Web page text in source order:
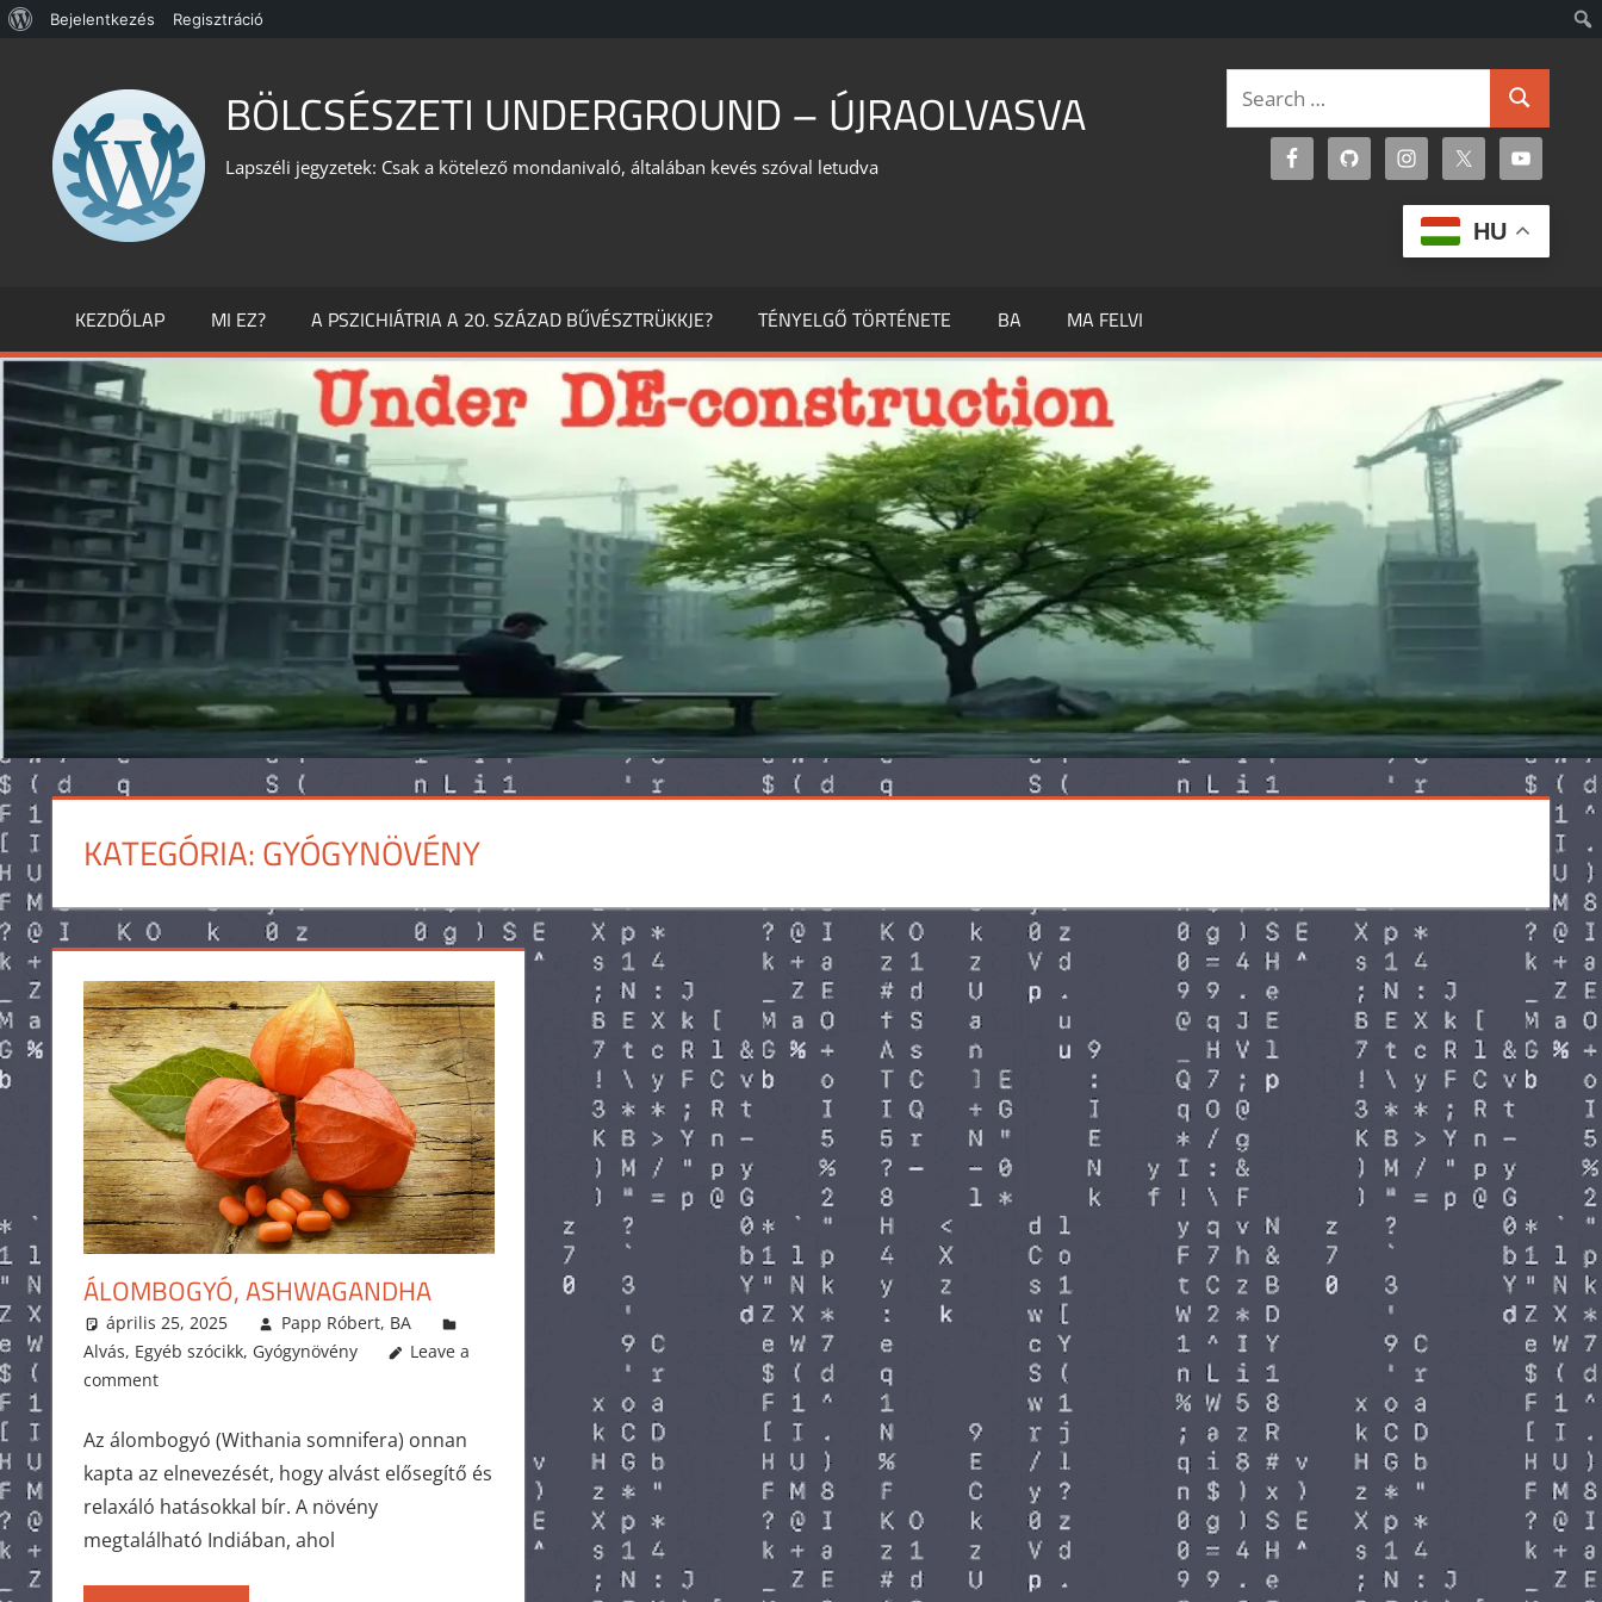
WordPress,
Bejelentkezés Regisztráció
content
BÖLCSÉSZETI UNDERGROUND – ÚJRAOLVASVA
Lapszéli jegyzetek: Csak a kötelező mondanivaló, általában kevés szóval letudva
Search
HU
KEZDŐLAP MI EZ? A PSZICHIÁTRIA A 20. SZÁZAD BŰVÉSZTRÜKKJE? TÉNYELGŐ TÖRTÉNETE BA MA FELVI
KATEGÓRIA:GYÓGYNÖVÉNY
ÁLOMBOGYÓ, ASHWAGANDHA
április 25, 2025
Papp Róbert, BA
Alvás, Egyéb szócikk, Gyógynövény
Leave a
comment
Az álombogyó (Withania somnifera) onnan
kapta az elnevezését, hogy alvást elősegítő és
relaxáló hatásokkal bír. A növény
megtalálható Indiában, ahol